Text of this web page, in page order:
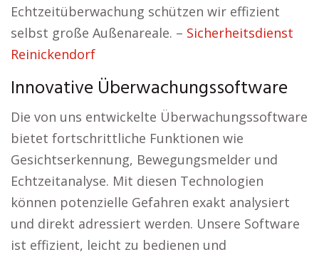
Echtzeitüberwachung schützen wir effizient
selbst große Außenareale. – Sicherheitsdienst
Reinickendorf
Innovative Überwachungssoftware
Die von uns entwickelte Überwachungssoftware
bietet fortschrittliche Funktionen wie
Gesichtserkennung, Bewegungsmelder und
Echtzeitanalyse. Mit diesen Technologien
können potenzielle Gefahren exakt analysiert
und direkt adressiert werden. Unsere Software
ist effizient, leicht zu bedienen und